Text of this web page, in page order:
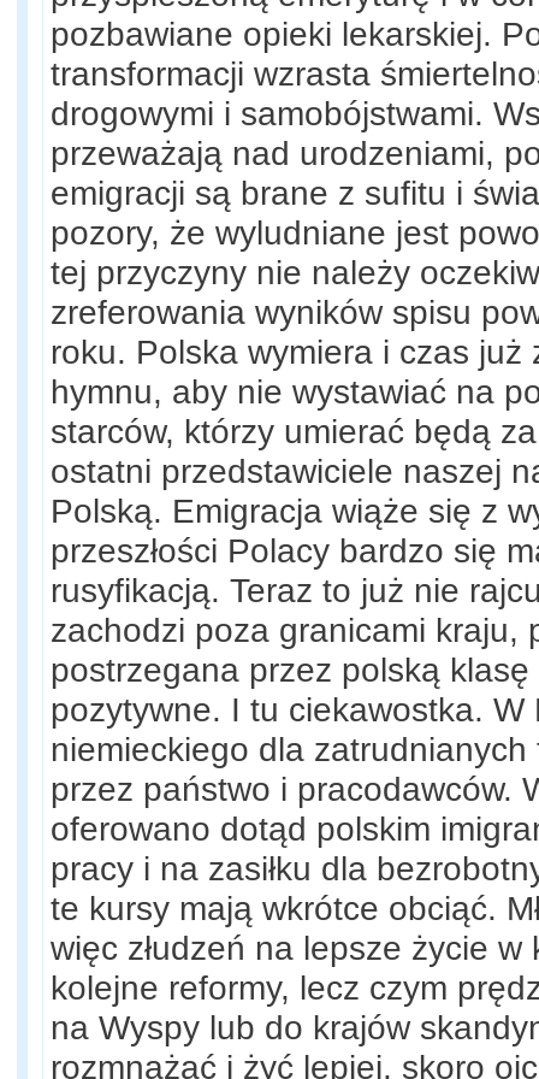
pozbawiane opieki lekarskiej.
transformacji wzrasta
drogowymi i samobójstwami.
przeważają nad urodzeniami,
emigracji są brane z sufitu i
pozory, że wyludniane jest
tej przyczyny nie należy
zreferowania wyników spisu
roku. Polska wymiera i czas już
hymnu, aby nie wystawiać na
starców, którzy umierać będą
ostatni przedstawiciele naszej
Polską. Emigracja wiąże się z
przeszłości Polacy bardzo się
rusyfikacją. Teraz to już nie
zachodzi poza granicami kraju,
postrzegana przez polską
pozytywne. I tu ciekawostka.
niemieckiego dla
przez państwo i pracodawców.
oferowano dotąd polskim
pracy i na zasiłku dla
te kursy mają wkrótce obciąć.
więc złudzeń na lepsze życie
kolejne reformy, lecz czym
na Wyspy lub do krajów
rozmnażać i żyć lepiej, skoro